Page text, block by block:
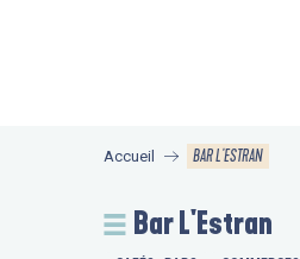
Accueil BAR L'ESTRAN
Bar L'Estran